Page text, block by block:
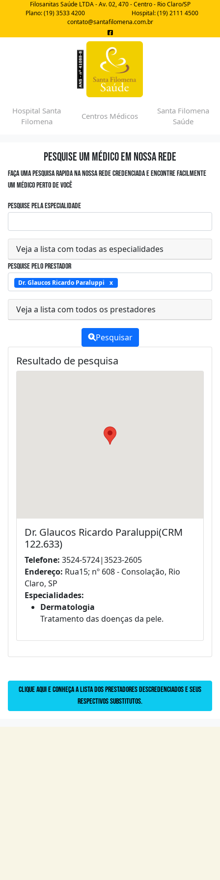
Filosanitas Saúde LTDA - Av. 02, 470 - Centro - Rio Claro/SP
Plano: (19) 3533 4200
Hospital: (19) 2111 4500
contato@santafilomena.com.br
Hospital Santa
Filomena
Centros Médicos
Santa Filomena
Saúde
Pesquise um médico em nossa rede
Faça uma pesquisa rapida na nossa rede credenciada e encontre facilmente
um médico perto de você
Pesquise pela especialidade
Veja a lista com todas as especialidades
Pesquise pelo prestador
Dr. Glaucos Ricardo Paraluppi
Veja a lista com todos os prestadores
Pesquisar
Resultado de pesquisa
Dr. Glaucos Ricardo Paraluppi(CRM
122.633)
Telefone: 3524-5724|3523-2605
Endereço: Rua15; nº 608 - Consolação, Rio
Claro, SP
Especialidades:
Dermatologia
Tratamento das doenças da pele.
Clique aqui e conheça a lista dos prestadores descredenciados e seus
respectivos substitutos.